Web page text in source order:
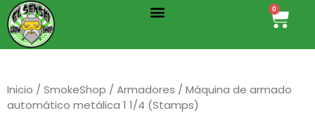
al
contenido
Menu 0
Cart
Inicio / SmokeShop / Armadores / Máquina de armado
automático metálica 1 1/4 (Stamps)